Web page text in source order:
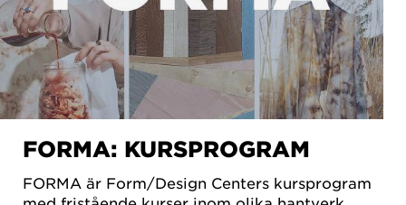
FORMA: KURSPROGRAM
FORMA är Form/Design Centers kursprogram